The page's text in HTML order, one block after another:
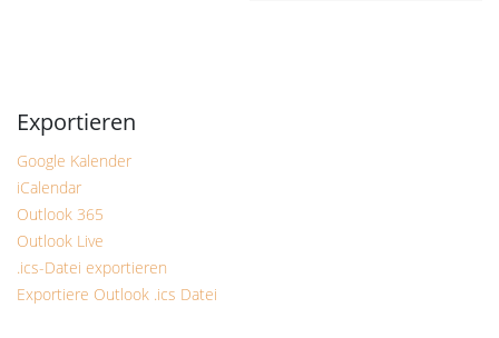
Google Kalender
iCalendar
Outlook 365
Outlook Live
.ics-Datei exportieren
Exportiere Outlook .ics Datei